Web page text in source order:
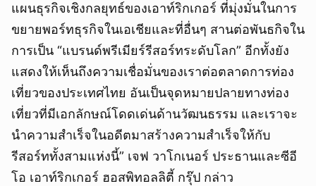
แผนธุรกิจเชิงกลยุทธ์ของเอาท์ริกเกอร์ ที่มุ่งมั่นในการ
ขยายพอร์ทธุรกิจในเอเชียและที่อื่นๆ สานต่อพันธกิจใน
การเป็น “แบรนด์พรีเมียร์รีสอร์ทระดับโลก” อีกทั้งยัง
แสดงให้เห็นถึงความเชื่อมั่นของเราต่อตลาดการท่อง
เที่ยวของประเทศไทย อันเป็นจุดหมายปลายทางท่อง
เที่ยวที่มีเอกลักษณ์โดดเด่นด้านวัฒนธรรม และเราจะ
นำความสำเร็จในอดีตมาสร้างความสำเร็จให้กับ
รีสอร์ททั้งสามแห่งนี้” เจฟ วาโกเนอร์ ประธานและซีอี
โอ เอาท์ริกเกอร์ ฮอสพิทอลลิตี้ กรุ๊ป กล่าว